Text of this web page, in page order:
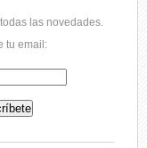
las novedades.
tu email: